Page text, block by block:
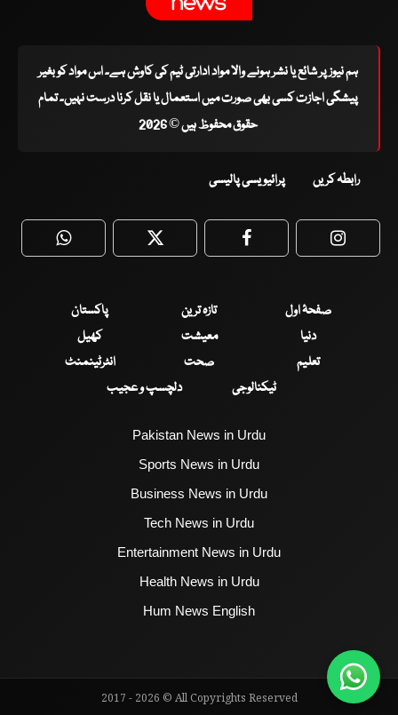
ہم نیوز پر شائع یا نشر ہونے والا مواد ادارتی ٹیم کی کاوش ہے۔ اس مواد کو بغیر
پیشگی اجازت کسی بھی صورت میں استعمال یا نقل کرنا درست نہیں۔ تمام
حقوق محفوظ ہیں © 2026
رابطہ کریں پرائیویسی پالیسی
WhatsApp Twitter Facebook
صفحۂ اول تازہ ترین
پاکستان
دنیا
معیشت
کھیل
تعلیم
صحت
انٹرٹینمنٹ
ٹیکنالوجی
دلچسپ و عجیب
Pakistan News in Urdu
Sports News in Urdu
Business News in Urdu
Tech News in Urdu
Entertainment News in Urdu
Health News in Urdu
Hum News English
2017 - 2026 © All Copyrights Reserved